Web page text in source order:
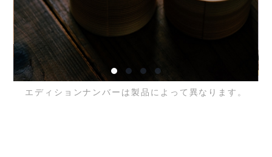
エディションナンバーは製品によって異なります。